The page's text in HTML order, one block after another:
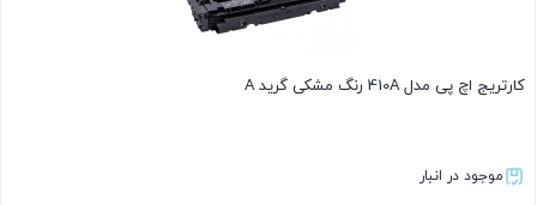
کارتریج اچ پی مدل 410A رنگ مشکی گرید A
موجود در انبار